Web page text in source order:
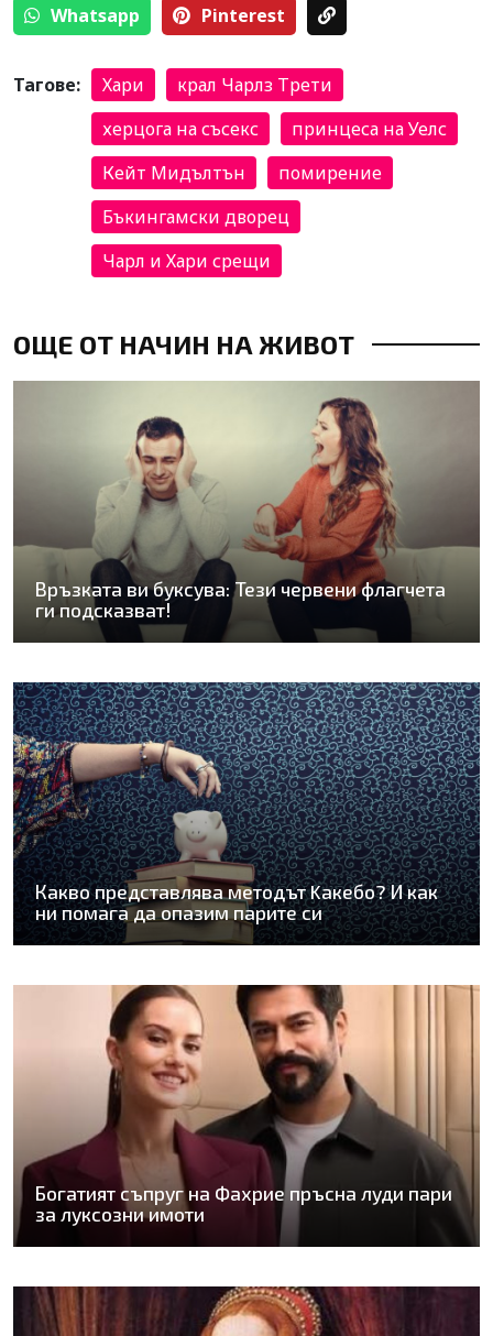
Whatsapp Pinterest
Тагове: Хари
крал Чарлз Трети
херцога на съсекс
принцеса на Уелс
Кейт Мидълтън
помирение
Бъкингамски дворец
Чарл и Хари срещи
ОЩЕ ОТ НАЧИН НА ЖИВОТ
Връзката ви буксува: Тези червени флагчета
ги подсказват!
Какво представлява методът Kaкебо? И как
ни помага да опазим парите си
Богатият съпруг на Фахрие пръсна луди пари
за луксозни имоти